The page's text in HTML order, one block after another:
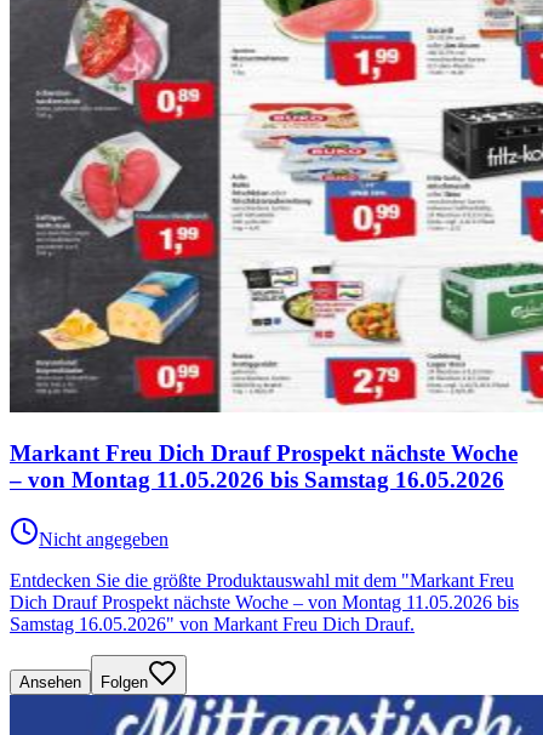
Markant Freu Dich Drauf Prospekt nächste Woche
– von Montag 11.05.2026 bis Samstag 16.05.2026
Nicht angegeben
Entdecken Sie die größte Produktauswahl mit dem "Markant Freu
Dich Drauf Prospekt nächste Woche – von Montag 11.05.2026 bis
Samstag 16.05.2026" von Markant Freu Dich Drauf.
Ansehen Folgen